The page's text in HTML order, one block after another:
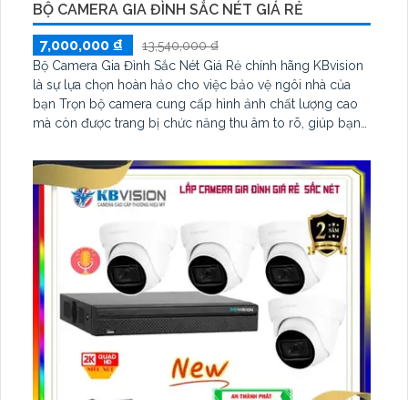
BỘ CAMERA GIA ĐÌNH SẮC NÉT GIÁ RẺ
7,000,000 ₫
13,540,000 ₫
Bộ Camera Gia Đình Sắc Nét Giá Rẻ chính hãng KBvision
là sự lựa chọn hoàn hảo cho việc bảo vệ ngôi nhà của
bạn Trọn bộ camera cung cấp hình ảnh chất lượng cao
mà còn được trang bị chức năng thu âm to rõ, giúp bạn
quan sát Với chuẩn nén H.265+ hồng ngoại thông minh
lên đến 30m kèm tính năng Phát hiện con người hỗ trợ